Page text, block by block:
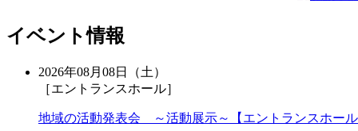
イベント情報
2026年08月08日（土）
［エントランスホール］
地域の活動発表会 ～活動展示～【エントランスホー